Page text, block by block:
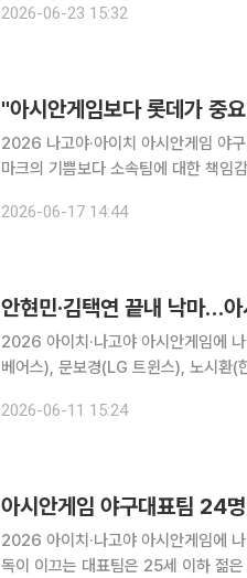
매 경쟁에 놀라움을 감추지 못했다.
2026-06-23 15:32
"아시안게임보다 롯데가 중
2026 나고야·아이치 아시안게임 야
마크의 기쁨보다 소속팀에 대한 책임감을 먼저 드러냈다. 17일
책임감을 가지고 가야 하는 자리다.
2026-06-17 14:44
2026 아이치·나고야 아시안게임에
베어스), 문보경(LG 트윈스), 노시환(
11일 오후 2시 서울 중구 한국프레스
2026-06-11 15:24
아시안게임 야구대표팀 24
2026 아이치·나고야 아시안게임에
독이 이끄는 대표팀은 25세 이하 젊